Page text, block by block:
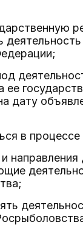
ее
дату
в
направления